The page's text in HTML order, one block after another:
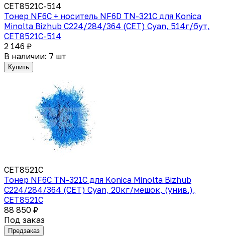
CET8521C-514
Тонер NF6C + носитель NF6D TN-321C для Konica
Minolta Bizhub C224/284/364 (CET) Cyan, 514г/бут,
CET8521C-514
2 146 ₽
В наличии: 7 шт
Купить
CET8521C
Тонер NF6C TN-321C для Konica Minolta Bizhub
C224/284/364 (CET) Cyan, 20кг/мешок, (унив.),
CET8521C
88 850 ₽
Под заказ
Предзаказ